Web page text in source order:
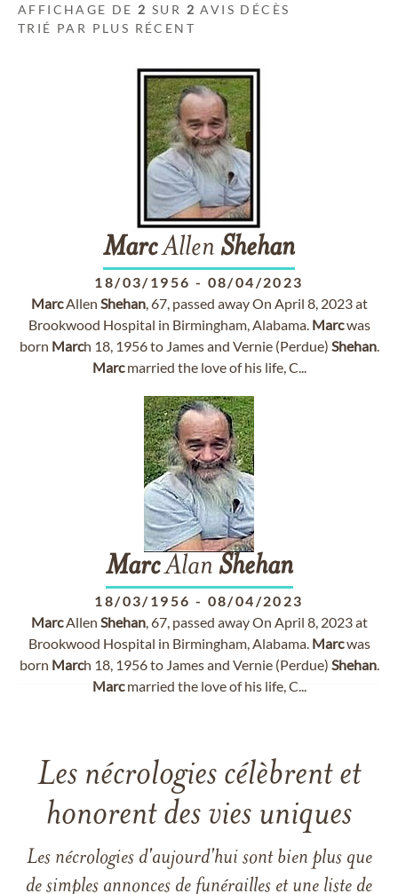
AFFICHAGE DE 2 SUR 2 AVIS DÉCÈS
TRIÉ PAR PLUS RÉCENT
MarcAllen Shehan
18/03/1956 - 08/04/2023
MarcAllen Shehan, 67, passed away On April 8, 2023 at
Brookwood Hospital in Birmingham, Alabama. Marcwas
born March 18, 1956 to James and Vernie (Perdue) Shehan.
Marcmarried the love of his life, C...
MarcAlan Shehan
18/03/1956 - 08/04/2023
MarcAllen Shehan, 67, passed away On April 8, 2023 at
Brookwood Hospital in Birmingham, Alabama. Marcwas
born March 18, 1956 to James and Vernie (Perdue) Shehan.
Marcmarried the love of his life, C...
Les nécrologies célèbrent et
honorent des vies uniques
Les nécrologies d'aujourd'hui sont bien plus que
de simples annonces de funérailles et une liste de